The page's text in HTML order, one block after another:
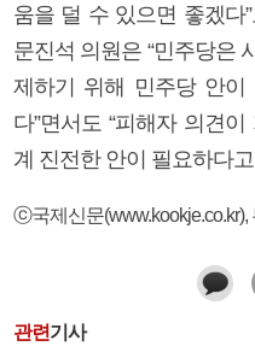
움을 덜 수 있으면 좋겠다
문진석 의원은 “민주당은
제하기 위해 민주당 안
다”면서도 “피해자 의견
계 진전한 안이 필요하다
ⓒ국제신문(www.kookje.co.kr),
관련기사